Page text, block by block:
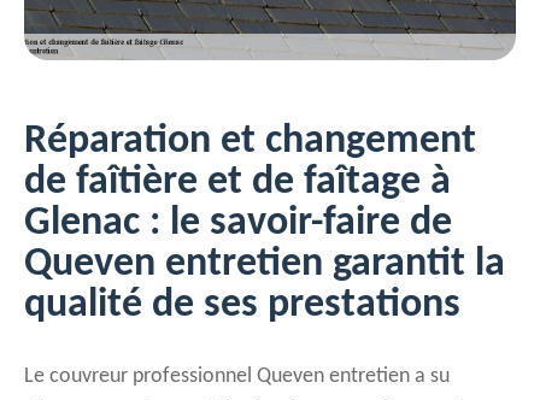
Réparation et changement
de faîtière et de faîtage à
Glenac : le savoir-faire de
Queven entretien garantit la
qualité de ses prestations
Le couvreur professionnel Queven entretien a su